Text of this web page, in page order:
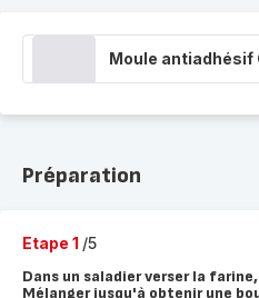
Moule antiadhésif
Préparation
Etape 1 /5
Dans un saladier verser la
Mélanger jusqu'à obtenir une